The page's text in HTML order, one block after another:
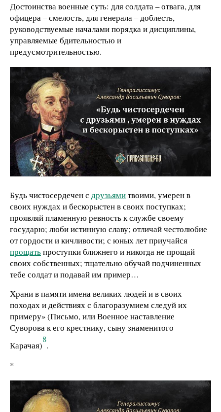
Достоинства военные суть: для солдата – отвага, для
офицера – смелость, для генерала – доблесть,
руководствуемые началами порядка и дисциплины,
управляемые бдительностью и
предусмотрительностью.
Будь чистосердечен с друзьямитвоими, умерен в
своих нуждах и бескорыстен в своих поступках;
проявляй пламенную ревность к службе своему
государю; люби истинную славу; отличай честолюбие
от гордости и кичливости; с юных лет приучайся
прощатьпроступки ближнего и никогда не прощай
своих собственных; тщательно обучай подчиненных
тебе солдат и подавай им пример…
Храни в памяти имена великих людей и в своих
походах и действиях с благоразумием следуй их
примеру» (Письмо, или Военное наставление
Суворова к его крестнику, сыну знаменитого
Карачая)
8
.
*